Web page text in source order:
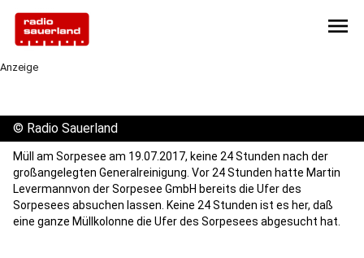
menu
Anzeige
© Radio Sauerland
Müll am Sorpesee am 19.07.2017, keine 24 Stunden nach der
großangelegten Generalreinigung. Vor 24 Stunden hatte Martin
Levermannvon der Sorpesee GmbH bereits die Ufer des
Sorpesees absuchen lassen. Keine 24 Stunden ist es her, daß
eine ganze Müllkolonne die Ufer des Sorpesees abgesucht hat.